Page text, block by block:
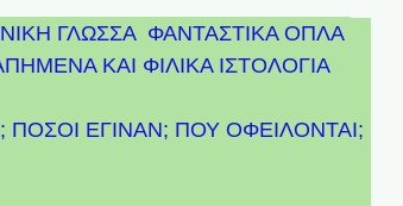
ΓΛΩΣΣΑ ΦΑΝΤΑΣΤΙΚΑ ΟΠΛΑ
ΚΑΙ ΦΙΛΙΚΑ ΙΣΤΟΛΟΓΙΑ
ΕΓΙΝΑΝ; ΠΟΥ ΟΦΕΙΛΟΝΤΑΙ;